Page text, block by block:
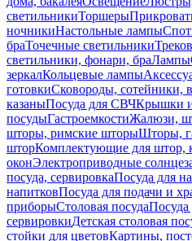
светильникиТоршеры
ночникиНастольные лампы
браТочечные светильники
светильники, фонари, браЛампы
зеркалКольцевые лампы
готовкиСковороды, сотейники,
казаныПосуда для СВЧКрышки и
посудыГастроемкостиЖалюзи,
шторы, римские шторыШторы,
шторКомплектующие для штор,
оконЭлектроприводные
посуда, сервировкаПосуда для
напитковПосуда для подачи и
приборыСтоловая посудаПосуда
сервировкиДетская столовая
стойки для цветовКартины,